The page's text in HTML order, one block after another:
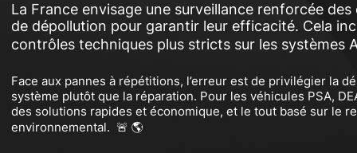
La France envisage une surveillance renforcée
de dépollution pour garantir leur efficacité. Cela
contrôles techniques plus stricts sur les systèmes
Face aux pannes à répétitions, l’erreur est de privilégier la
système plutôt que la réparation. Pour les véhicules PSA,
des solutions rapides et économique, et le tout basé sur le
environnemental. 🚨 🌎